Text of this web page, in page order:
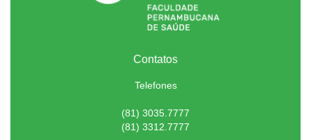
Contatos
Telefones
(81) 3035.7777
(81) 3312.7777